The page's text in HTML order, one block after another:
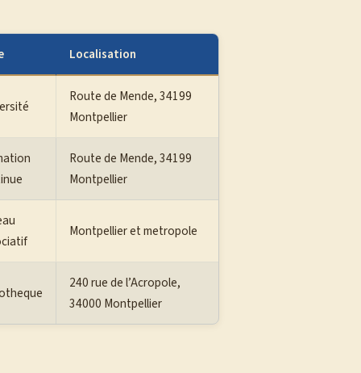
Localisation
Route de Mende, 34199
Montpellier
Route de Mende, 34199
Montpellier
Montpellier et metropole
240 rue de l’Acropole,
34000 Montpellier